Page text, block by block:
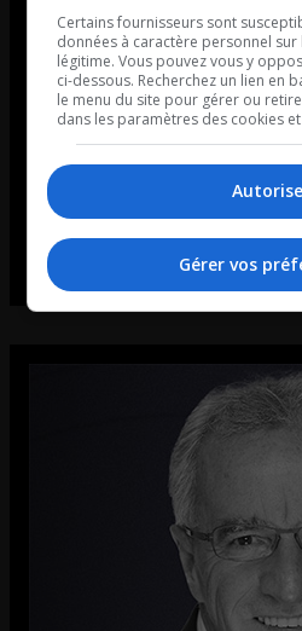
Certains fournisseurs sont
données à caractère personnel
légitime. Vous pouvez vous y
ci-dessous. Recherchez un lien en
le menu du site pour gérer ou
dans les paramètres des cookies
Gérer vos